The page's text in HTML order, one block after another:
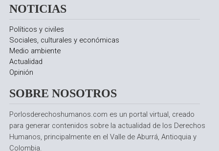
NOTICIAS
Políticos y civiles
Sociales, culturales y económicas
Medio ambiente
Actualidad
Opinión
SOBRE NOSOTROS
Porlosderechoshumanos.com es un portal virtual, creado
para generar contenidos sobre la actualidad de los Derechos
Humanos, principalmente en el Valle de Aburrá, Antioquia y
Colombia.